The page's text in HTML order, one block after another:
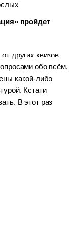
пройдет
других квизов,
обо всём,
какой-либо
Кстати
В этот раз